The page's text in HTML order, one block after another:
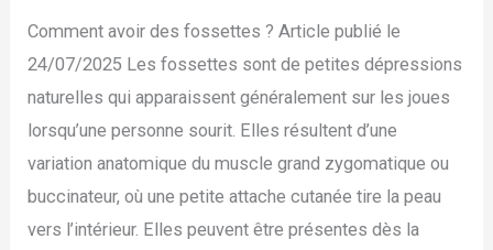
Comment avoir des fossettes ? Article publié le
24/07/2025 Les fossettes sont de petites dépressions
naturelles qui apparaissent généralement sur les joues
lorsqu’une personne sourit. Elles résultent d’une
variation anatomique du muscle grand zygomatique ou
buccinateur, où une petite attache cutanée tire la peau
vers l’intérieur. Elles peuvent être présentes dès la